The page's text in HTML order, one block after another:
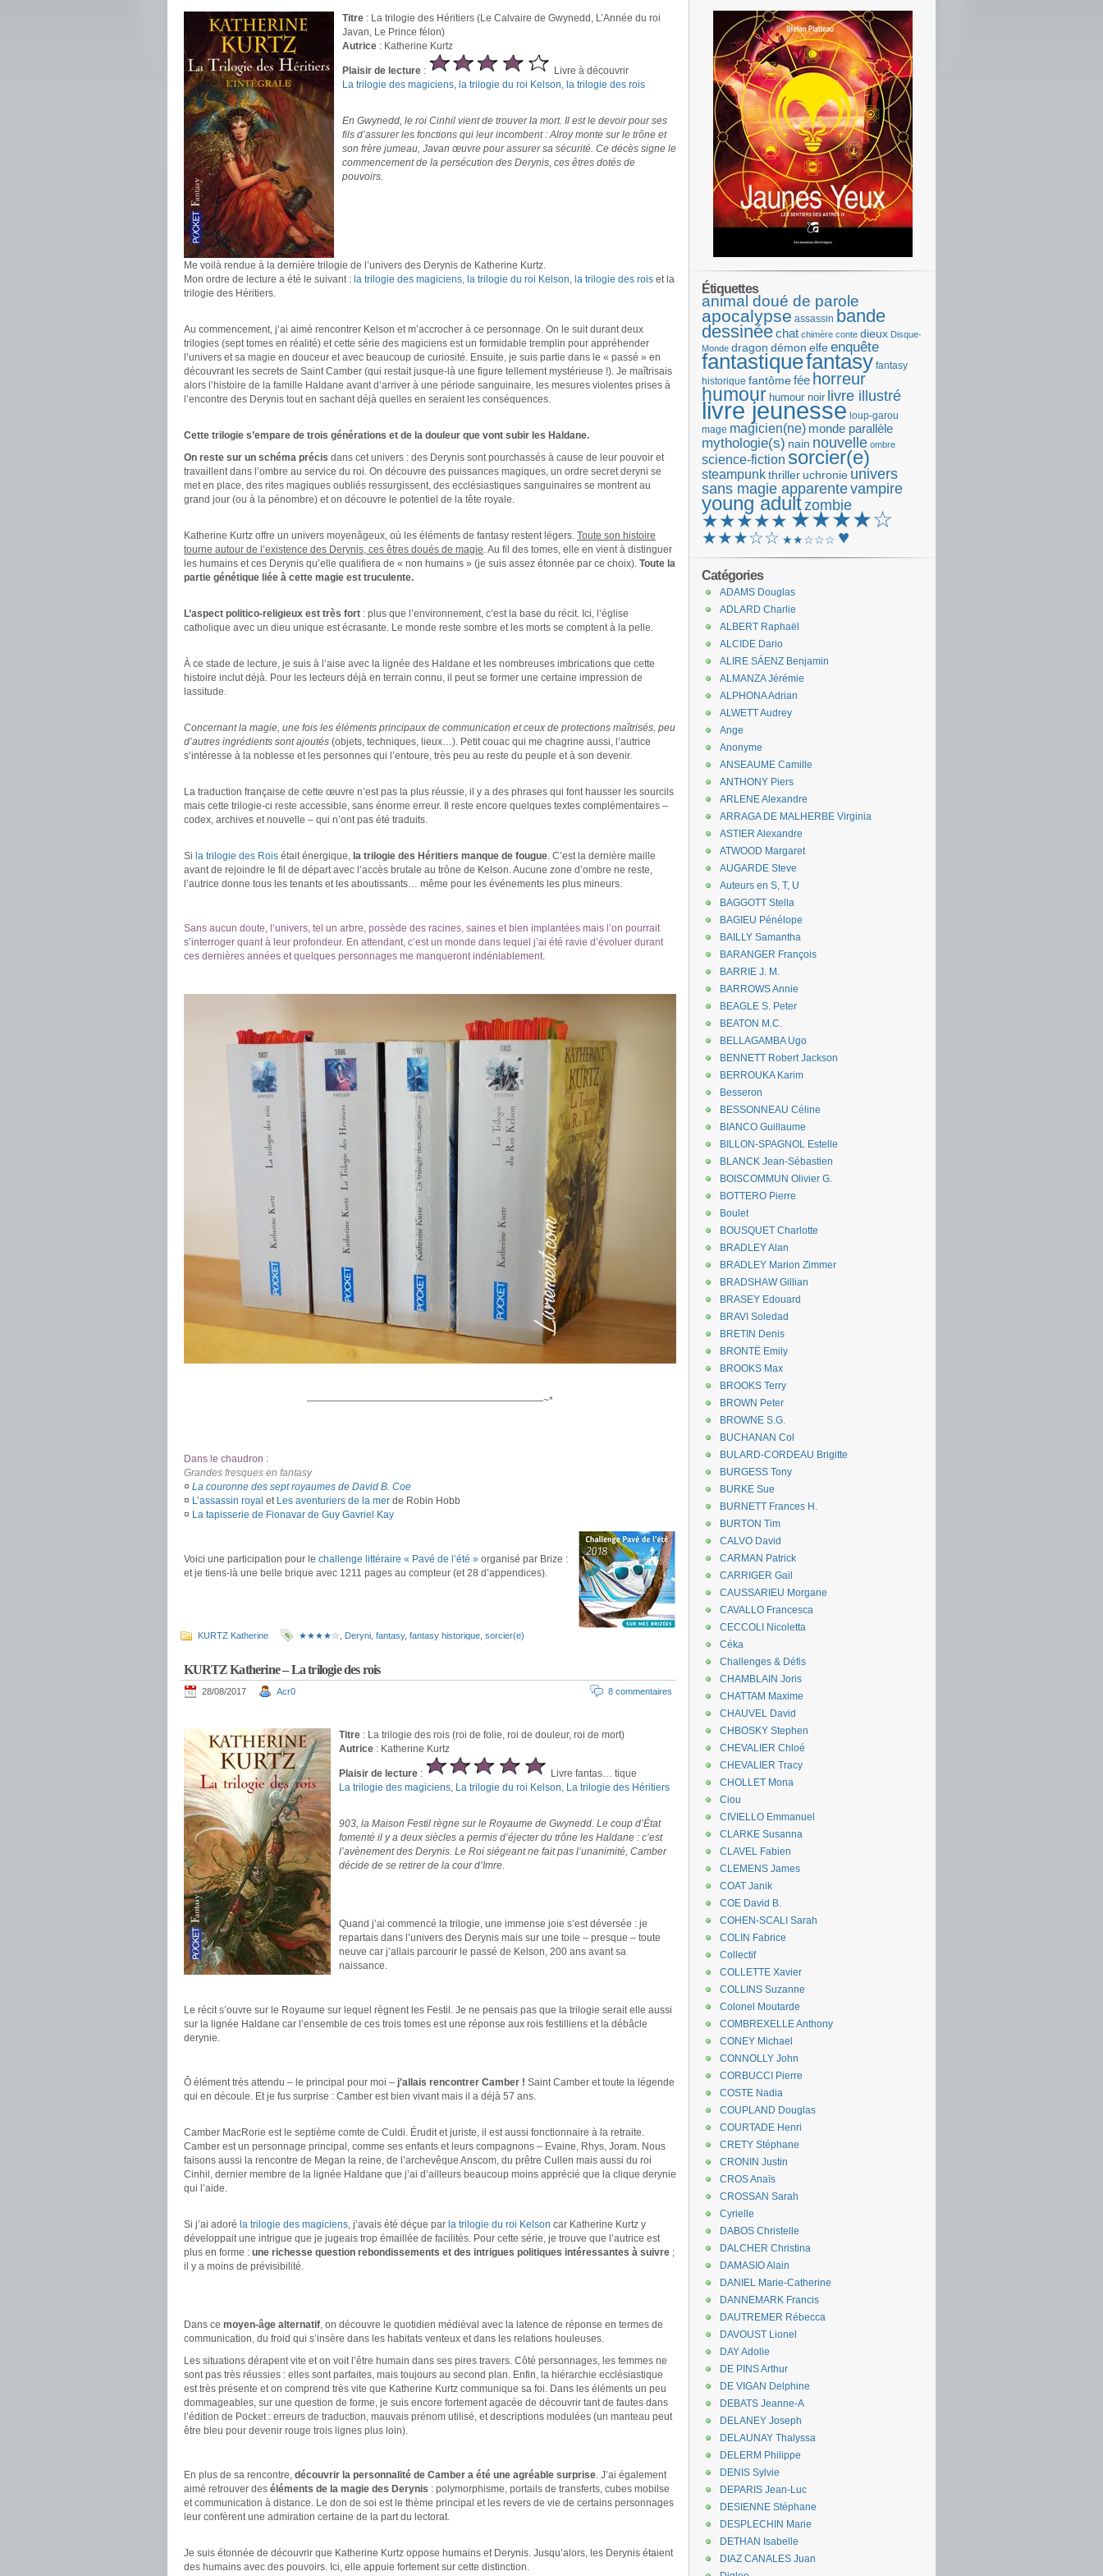
Titre : La trilogie des Héritiers (Le Calvaire de Gwynedd, L’Année du roi
Javan, Le Prince félon)
Autrice : Katherine Kurtz
Plaisir de lecture :
Livre à découvrir
La trilogie des magiciens, la trilogie du roi Kelson, la trilogie des rois
En Gwynedd, le roi Cinhil vient de trouver la mort. Il est le devoir pour ses
fils d’assurer les fonctions qui leur incombent : Alroy monte sur le trône et
son frère jumeau, Javan œuvre pour assurer sa sécurité. Ce décès signe le
commencement de la persécution des Derynis, ces êtres dotés de
pouvoirs.
Me voilà rendue à la dernière trilogie de l’univers des Derynis de Katherine Kurtz.
Mon ordre de lecture a été le suivant : la trilogie des magiciens, la trilogie du roi Kelson, la trilogie des rois et la
trilogie des Héritiers.
Au commencement, j’ai aimé rencontrer Kelson et m’accrocher à ce personnage. On le suit durant deux
trilogies (sept tomes en réalité) et cette série des magiciens est un formidable tremplin pour appréhender
l’univers et sa magie en douceur et avec beaucoup de curiosité. Ensuite, je suis partie dans le « passé » en
découvrant les secrets de Saint Camber (qui restait jusque-là une figure tellement mystérieuse !). Je maîtrisais
alors l’histoire de la famille Haldane avant d’arriver à une période sanguinaire, les mesures violentes prises à
l’encontre des Derynis tout en sachant déjà quelles en seraient les conséquences.
Cette trilogie s’empare de trois générations et de la douleur que vont subir les Haldane.
On reste sur un schéma précis dans cet univers : des Derynis sont pourchassés à cause de leur pouvoir et
travaillent dans l’ombre au service du roi. On découvre des puissances magiques, un ordre secret deryni se
met en place, des rites magiques oubliés ressurgissent, des ecclésiastiques sanguinaires se montrent au
grand jour (ou à la pénombre) et on découvre le potentiel de la tête royale.
Katherine Kurtz offre un univers moyenâgeux, où les éléments de fantasy restent légers. Toute son histoire
tourne autour de l’existence des Derynis, ces êtres doués de magie. Au fil des tomes, elle en vient à distinguer
les humains et ces Derynis qu’elle qualifiera de « non humains » (je suis assez étonnée par ce choix). Toute la
partie génétique liée à cette magie est truculente.
L’aspect politico-religieux est très fort : plus que l’environnement, c’est la base du récit. Ici, l’église
catholique avec un dieu unique est écrasante. Le monde reste sombre et les morts se comptent à la pelle.
À ce stade de lecture, je suis à l’aise avec la lignée des Haldane et les nombreuses imbrications que cette
histoire inclut déjà. Pour les lecteurs déjà en terrain connu, il peut se former une certaine impression de
lassitude.
Concernant la magie, une fois les éléments principaux de communication et ceux de protections maîtrisés, peu
d’autres ingrédients sont ajoutés (objets, techniques, lieux…). Petit couac qui me chagrine aussi, l’autrice
s’intéresse à la noblesse et les personnes qui l’entoure, très peu au reste du peuple et à son devenir.
La traduction française de cette œuvre n’est pas la plus réussie, il y a des phrases qui font hausser les sourcils
mais cette trilogie-ci reste accessible, sans énorme erreur. Il reste encore quelques textes complémentaires –
codex, archives et nouvelle – qui n’ont pas été traduits.
Si la trilogie des Rois était énergique, la trilogie des Héritiers manque de fougue. C’est la dernière maille
avant de rejoindre le fil de départ avec l’accès brutale au trône de Kelson. Aucune zone d’ombre ne reste,
l’autrice donne tous les tenants et les aboutissants… même pour les événements les plus mineurs.
Sans aucun doute, l’univers, tel un arbre, possède des racines, saines et bien implantées mais l’on pourrait
s’interroger quant à leur profondeur. En attendant, c’est un monde dans lequel j’ai été ravie d’évoluer durant
ces dernières années et quelques personnages me manqueront indéniablement.
————————————————————————~*
Dans le chaudron :
Grandes fresques en fantasy
¤ La couronne des sept royaumes de David B. Coe
¤ L’assassin royal et Les aventuriers de la mer de Robin Hobb
¤ La tapisserie de Fionavar de Guy Gavriel Kay
Voici une participation pour le challenge littéraire « Pavé de l’été » organisé par Brize :
et je tiens-là une belle brique avec 1211 pages au compteur (et 28 d’appendices).
KURTZ Katherine ★★★★☆ Deryni fantasy, fantasy historique sorcier(e)
KURTZ Katherine – La trilogie des rois
28/08/2017 Acr0 8 commentaires
Titre : La trilogie des rois (roi de folie, roi de douleur, roi de mort)
Autrice : Katherine Kurtz
Plaisir de lecture :
Livre fantas… tique
La trilogie des magiciens, La trilogie du roi Kelson, La trilogie des Héritiers
903, la Maison Festil règne sur le Royaume de Gwynedd. Le coup d’État
fomenté il y a deux siècles a permis d’éjecter du trône les Haldane : c’est
l’avènement des Derynis. Le Roi siégeant ne fait pas l’unanimité, Camber
décide de se retirer de la cour d’Imre.
Quand j’ai commencé la trilogie, une immense joie s’est déversée : je
repartais dans l’univers des Derynis mais sur une toile – presque – toute
neuve car j’allais parcourir le passé de Kelson, 200 ans avant sa
naissance.
Le récit s’ouvre sur le Royaume sur lequel règnent les Festil. Je ne pensais pas que la trilogie serait elle aussi
sur la lignée Haldane car l’ensemble de ces trois tomes est une réponse aux rois festilliens et la débâcle
derynie.
Ô élément très attendu – le principal pour moi – j’allais rencontrer Camber ! Saint Camber et toute la légende
qui en découle. Et je fus surprise : Camber est bien vivant mais il a déjà 57 ans.
Camber MacRorie est le septième comte de Culdi. Érudit et juriste, il est aussi fonctionnaire à la retraite.
Camber est un personnage principal, comme ses enfants et leurs compagnons – Evaine, Rhys, Joram. Nous
faisons aussi la rencontre de Megan la reine, de l’archevêque Anscom, du prêtre Cullen mais aussi du roi
Cinhil, dernier membre de la lignée Haldane que j’ai d’ailleurs beaucoup moins apprécié que la clique derynie
qui l’aide.
Si j’ai adoré la trilogie des magiciens, j’avais été déçue par la trilogie du roi Kelson car Katherine Kurtz y
développait une intrigue que je jugeais trop émaillée de facilités. Pour cette série, je trouve que l’autrice est
plus en forme : une richesse question rebondissements et des intrigues politiques intéressantes à suivre ;
il y a moins de prévisibilité.
Dans ce moyen-âge alternatif, on découvre le quotidien médiéval avec la latence de réponse en termes de
communication, du froid qui s’insère dans les habitats venteux et dans les relations houleuses.
Les situations dérapent vite et on voit l’être humain dans ses pires travers. Côté personnages, les femmes ne
sont pas très réussies : elles sont parfaites, mais toujours au second plan. Enfin, la hiérarchie ecclésiastique
est très présente et on comprend très vite que Katherine Kurtz communique sa foi. Dans les éléments un peu
dommageables, sur une question de forme, je suis encore fortement agacée de découvrir tant de fautes dans
l’édition de Pocket : erreurs de traduction, mauvais prénom utilisé, et descriptions modulées (un manteau peut
être bleu pour devenir rouge trois lignes plus loin).
En plus de sa rencontre, découvrir la personnalité de Camber a été une agréable surprise. J’ai également
aimé retrouver des éléments de la magie des Derynis : polymorphisme, portails de transferts, cubes mobilse
et communication à distance. Le don de soi est le thème principal et les revers de vie de certains personnages
leur confèrent une admiration certaine de la part du lectorat.
Je suis étonnée de découvrir que Katherine Kurtz oppose humains et Derynis. Jusqu’alors, les Derynis étaient
des humains avec des pouvoirs. Ici, elle appuie fortement sur cette distinction.
Étiquettes
animal doué de parole
apocalypse assassin bande
dessinéechat chimère conte dieux Disque-
Monde dragon démon elfeenquête
fantastiquefantasy fantasy
historique fantômefée horreur
humour humour noir livre illustré
livre jeunesse loup-garou
mage magicien(ne) monde parallèle
mythologie(s) nain nouvelle ombre
science-fiction sorcier(e)
steampunkthriller uchronie univers
sans magie apparentevampire
young adultzombie
★★★★★ ★★★★☆
★★★☆☆ ★★☆☆☆ ♥
Catégories
ADAMS Douglas
ADLARD Charlie
ALBERT Raphaël
ALCIDE Dario
ALIRE SÁENZ Benjamin
ALMANZA Jérémie
ALPHONA Adrian
ALWETT Audrey
Ange
Anonyme
ANSEAUME Camille
ANTHONY Piers
ARLENE Alexandre
ARRAGA DE MALHERBE Virginia
ASTIER Alexandre
ATWOOD Margaret
AUGARDE Steve
Auteurs en S, T, U
BAGGOTT Stella
BAGIEU Pénélope
BAILLY Samantha
BARANGER François
BARRIE J. M.
BARROWS Annie
BEAGLE S. Peter
BEATON M.C.
BELLAGAMBA Ugo
BENNETT Robert Jackson
BERROUKA Karim
Besseron
BESSONNEAU Céline
BIANCO Guillaume
BILLON-SPAGNOL Estelle
BLANCK Jean-Sébastien
BOISCOMMUN Olivier G.
BOTTERO Pierre
Boulet
BOUSQUET Charlotte
BRADLEY Alan
BRADLEY Marion Zimmer
BRADSHAW Gillian
BRASEY Edouard
BRAVI Soledad
BRETIN Denis
BRONTË Emily
BROOKS Max
BROOKS Terry
BROWN Peter
BROWNE S.G.
BUCHANAN Col
BULARD-CORDEAU Brigitte
BURGESS Tony
BURKE Sue
BURNETT Frances H.
BURTON Tim
CALVO David
CARMAN Patrick
CARRIGER Gail
CAUSSARIEU Morgane
CAVALLO Francesca
CECCOLI Nicoletta
Céka
Challenges & Défis
CHAMBLAIN Joris
CHATTAM Maxime
CHAUVEL David
CHBOSKY Stephen
CHEVALIER Chloé
CHEVALIER Tracy
CHOLLET Mona
Ciou
CIVIELLO Emmanuel
CLARKE Susanna
CLAVEL Fabien
CLEMENS James
COAT Janik
COE David B.
COHEN-SCALI Sarah
COLIN Fabrice
Collectif
COLLETTE Xavier
COLLINS Suzanne
Colonel Moutarde
COMBREXELLE Anthony
CONEY Michael
CONNOLLY John
CORBUCCI Pierre
COSTE Nadia
COUPLAND Douglas
COURTADE Henri
CRETY Stéphane
CRONIN Justin
CROS Anaïs
CROSSAN Sarah
Cyrielle
DABOS Christelle
DALCHER Christina
DAMASIO Alain
DANIEL Marie-Catherine
DANNEMARK Francis
DAUTREMER Rébecca
DAVOUST Lionel
DAY Adolie
DE PINS Arthur
DE VIGAN Delphine
DEBATS Jeanne-A
DELANEY Joseph
DELAUNAY Thalyssa
DELERM Philippe
DENIS Sylvie
DEPARIS Jean-Luc
DESIENNE Stéphane
DESPLECHIN Marie
DETHAN Isabelle
DIAZ CANALES Juan